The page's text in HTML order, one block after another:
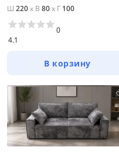
Ш 220x В 80x Г 100
4.1
0
В корзину